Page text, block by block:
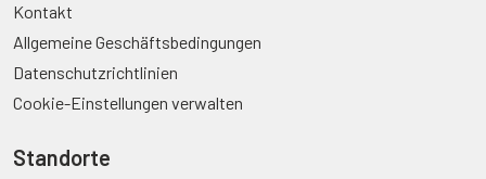
Kontakt
Allgemeine Geschäftsbedingungen
Datenschutzrichtlinien
Cookie-Einstellungen verwalten
Standorte